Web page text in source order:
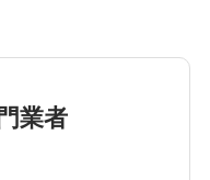
業者